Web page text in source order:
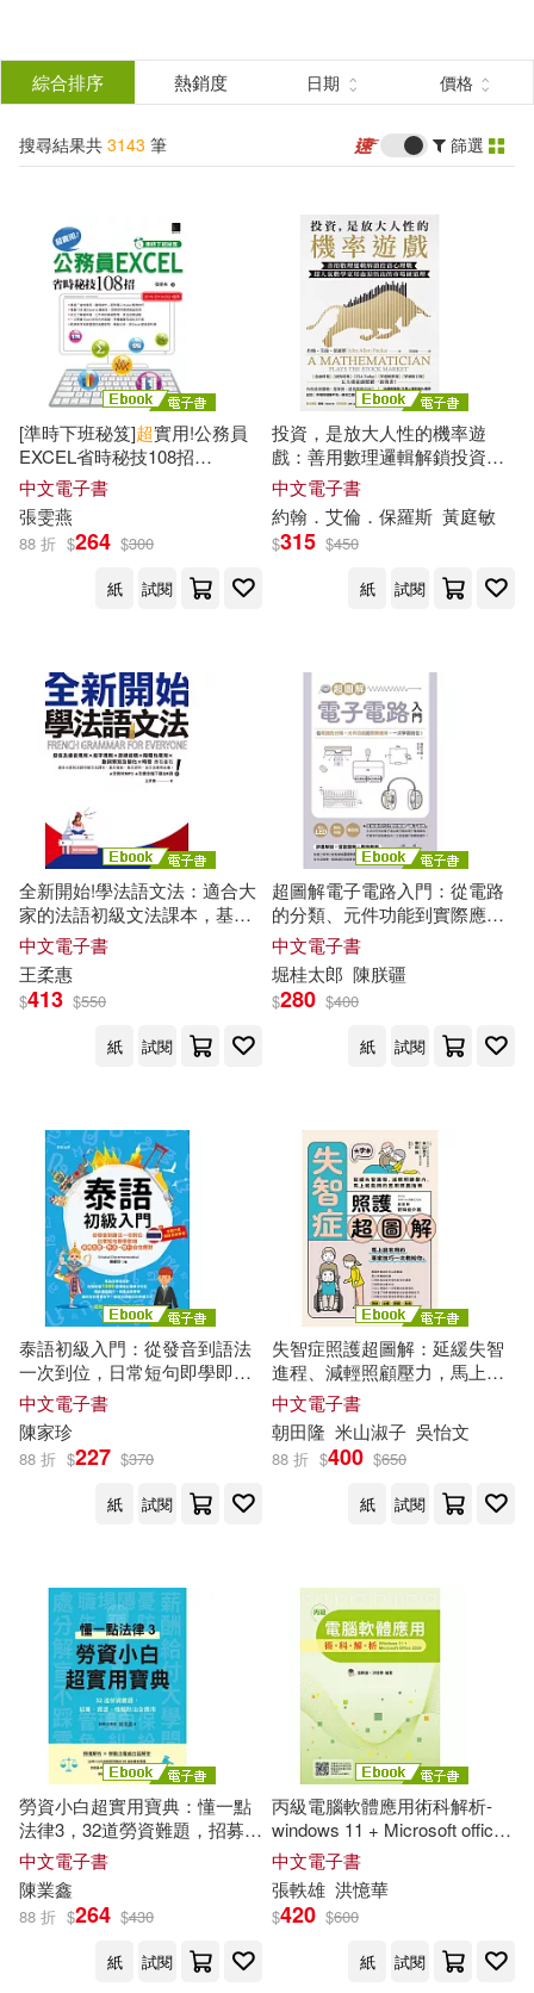
結
分類 (單選)
所有商品(3143) 圖書(444)
雜誌(3) 美妝(3)
家居生活(29)
家電(78)
設計文具(35) 日用清潔(18)
休閒生活(15)
婦幼生活(1676)
餐廚生活(17) 鞋包配件(10)
票券(8) 寵物生活(1)
電子書(660)
作者 (可複選)
林文恭研究室(37)
百官網公職師資群(35)
張雯燕(23)
編寫委員會(17)
Aya Hanagatami(15)
文淵閣工作室(15)
建築考試培訓研究中心組織編寫(1
2)
林文恭(12) 吳燦銘(10)
ぷー(9)
ビッグモーカル(7) 張軼雄(7)
本書編寫組(7)
中華未來學校教育學會師資群(6)
劉華(6)
吳進北(6) 姚瞻海(6)
陳會安(6)
PCuSER研究室(5)
七原みさ(5) 小路たや(5)
技能檢定研究室(5)
超級旅行貓(5)
全國二級建造師執業資格考試用書
展開
出版社 (可複選)
希伯崙(93)
博碩(68)
中國建築工業出版社(53)
大碩教育(45) 悅文社(29)
人民郵電出版社(24)
清華大學出版社(24)
中國鐵道出版社(23)
台灣東販(23) 全華圖書(22)
台科大(21)
中國電力出版社(20)
機械工業出版社(18)
崧燁文化(15) 科學出版社(15)
商周出版(14) 布克文化(13)
國際學村(11) 遠流(11)
化學工業出版社(10)
日日幸福(10) 采實文化(10)
展開
配送方式
可海外宅配(455)
可港澳店取(447)
可新加坡店取(447)
可菲律賓店取(447)
本週上市新品(2)
電子書 (可複選)
適合手機平板閱讀(170)
適合平板閱讀(490)
免費電子書(1)
綜合排序 熱銷度 日期 價格
搜尋結果共 3143 筆 篩選
[準時下班秘笈]超實用!公務員
EXCEL省時秘技108招
【2016/2019/2021】 (電子書)
中文電子書
張雯燕
88 折 $264 $300
紙
試閱
投資，是放大人性的機率遊
戲：善用數理邏輯解鎖投資心
理戰，超人氣數學家用血淚悟
出的市場硬道理 (電子書)
中文電子書
約翰．艾倫．保羅斯 黃庭敏
$315 $450
紙
試閱
全新開始!學法語文法：適合大
家的法語初級文法課本，基本
發音、基本詞性、全文法應用
全備!(附音檔) (電子書)
中文電子書
王柔惠
$413 $550
紙
試閱
超圖解電子電路入門：從電路
的分類、元件功能到實際應
用，一次學習到位! (電子書)
中文電子書
堀桂太郎 陳朕疆
$280 $400
紙
試閱
泰語初級入門：從發音到語法
一次到位，日常短句即學即
用，商務出差、外派、旅行自
信應對 (電子書)
中文電子書
陳家珍
88 折 $227 $370
紙
試閱
失智症照護超圖解：延緩失智
進程、減輕照顧壓力，馬上就
能用的實用照護指南 (電子書)
中文電子書
朝田隆 米山淑子 吳怡文
88 折 $400 $650
紙
試閱
勞資小白超實用寶典：懂一點
法律3，32道勞資難題，招募、
資遣、性騷防治全應用 (電子
書)
中文電子書
陳業鑫
88 折 $264 $430
紙
試閱
丙級電腦軟體應用術科解析-
windows 11 + Microsoft office
2024(2025最新版) (電子書)
中文電子書
張軼雄 洪憶華
$420 $600
紙
試閱